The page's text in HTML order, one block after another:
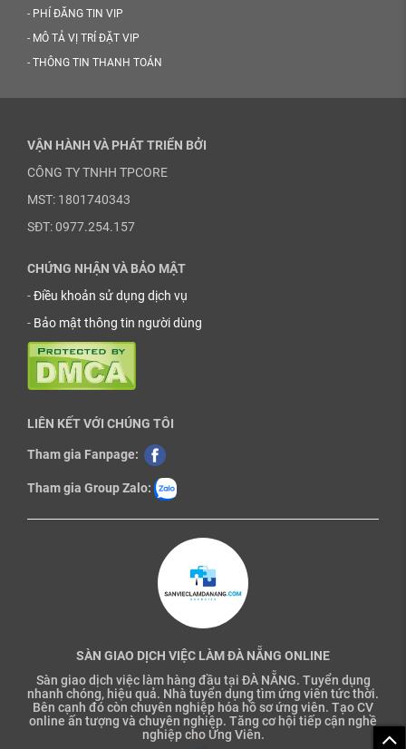
- PHÍ ĐĂNG TIN VIP
- MÔ TẢ VỊ TRÍ ĐẶT VIP
- THÔNG TIN THANH TOÁN
VẬN HÀNH VÀ PHÁT TRIỂN BỞI
CÔNG TY TNHH TPCORE
MST: 1801740343
SĐT: 0977.254.157
CHỨNG NHẬN VÀ BẢO MẬT
-Điều khoản sử dụng dịch vụ
- Bảo mật thông tin người dùng
LIÊN KẾT VỚI CHÚNG TÔI
Tham gia Fanpage:
Tham gia Group Zalo:
SÀN GIAO DỊCH VIỆC LÀM ĐÀ NẴNG ONLINE
Sàn giao dịch việc làm hàng đầu tại ĐÀ NẴNG. Tuyển dụng
nhanh chóng, hiệu quả. Nhà tuyển dụng tìm ứng viên tức thời.
Bên cạnh đó còn chuyên nghiệp hóa hồ sơ ứng viên. Tạo CV
online ấn tượng và chuyên nghiệp. Tăng cơ hội tiếp cận nghề
nghiệp cho Ứng Viên.